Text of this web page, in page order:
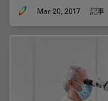
Mar 20, 2017 記事